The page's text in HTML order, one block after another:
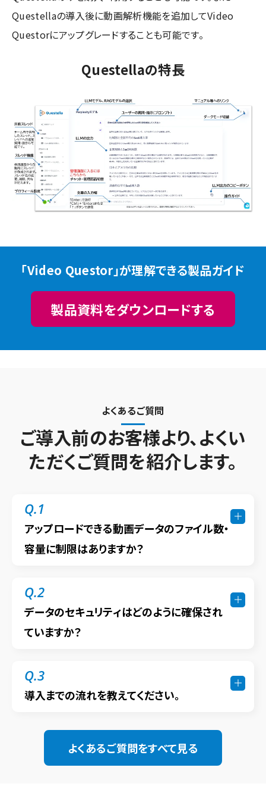
Questellaの導入後に動画解析機能を追加してVideo
Questorにアップグレードすることも可能です。
Questellaの特長
「Video Questor」が理解できる製品ガイド
製品資料をダウンロードする
よくあるご質問
ご導入前のお客様より、よくい
ただくご質問を紹介します。
Q.1
アップロードできる動画データのファイル数・
容量に制限はありますか？
Q.2
データのセキュリティはどのように確保され
ていますか？
Q.3
導入までの流れを教えてください。
よくあるご質問をすべて見る